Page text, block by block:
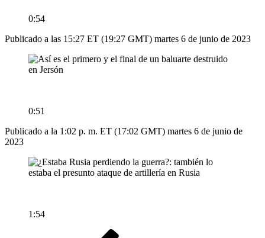
0:54
Publicado a las 15:27 ET (19:27 GMT) martes 6 de junio de 2023
0:51
Publicado a la 1:02 p. m. ET (17:02 GMT) martes 6 de junio de
2023
1:54